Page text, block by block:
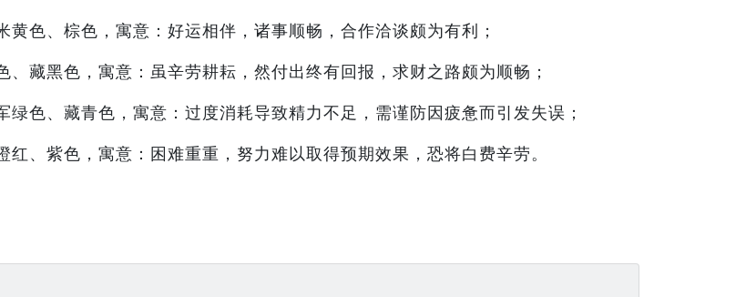
黄色、棕色，寓意：好运相伴，诸事顺畅，合作洽谈颇为有利；
、藏黑色，寓意：虽辛劳耕耘，然付出终有回报，求财之路颇为顺畅；
绿色、藏青色，寓意：过度消耗导致精力不足，需谨防因疲惫而引发失误；
红、紫色，寓意：困难重重，努力难以取得预期效果，恐将白费辛劳。